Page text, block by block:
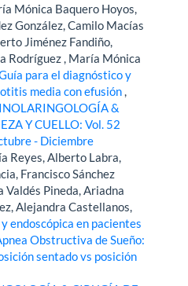
Mónica Baquero Hoyos,
González, Camilo Macías
Jiménez Fandiño,
Rodríguez , María Mónica
para el diagnóstico y
media con efusión,
&
Y CUELLO: Vol. 52
- Diciembre
Reyes, Alberto Labra,
Francisco Sánchez
Valdés Pineda, Ariadna
Alejandra Castellanos,
endoscópica en pacientes
Obstructiva de Sueño:
sentado vs posición